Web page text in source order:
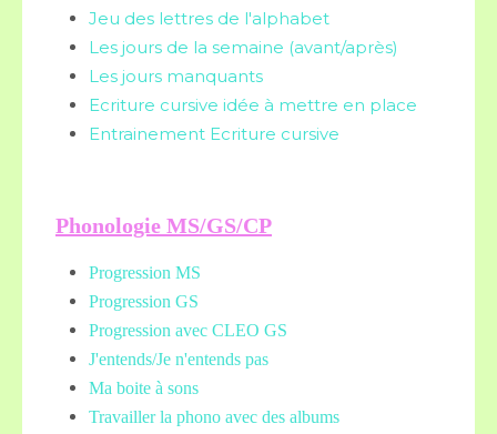
Jeu des lettres de l'alphabet
Les jours de la semaine (avant/après)
Les jours manquants
Ecriture cursive idée à mettre en place
Entrainement Ecriture cursive
Phonologie MS/GS/CP
Progression MS
Progression GS
Progression avec CLEO GS
J'entends/Je n'entends pas
Ma boite à sons
Travailler la phono avec des albums